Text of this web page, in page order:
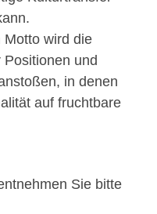
Motto wird die
und
in denen
auf fruchtbare
Sie bitte